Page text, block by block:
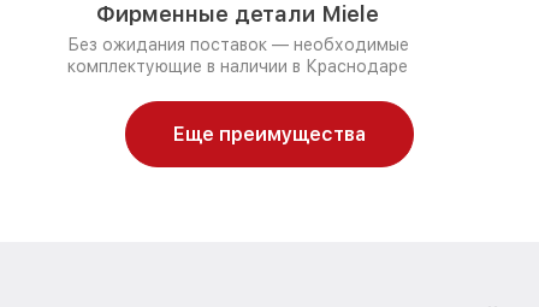
Фирменные детали Miele
Без ожидания поставок — необходимые
комплектующие в наличии в Краснодаре
Еще преимущества